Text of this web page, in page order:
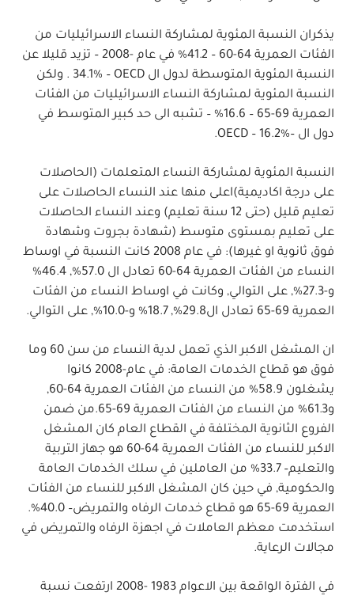
يذكران النسبة المئوية لمشاركة النساء الاسرائيليات من
الفئات العمرية 64-60 – 41.2% في عام-2008 –
تزيد قليلا عن
النسبة المئوية المتوسطة لدول الOECD
–
. 34.1% ولكن
النسبة المئوية لمشاركة النساء الاسرائيليات من الفئات
العمرية 69-65 – 16.6% –
تشبه الى حد كبير المتوسط في
دول ال –
OECD – 16.2%
.
النسبة المئوية لمشاركة النساء المتعلمات (الحاصلات
على درجة اكاديمية)اعلى منها عند النساء الحاصلات على
تعليم قليل (حتى 12 سنة تعليم) وعند النساء الحاصلات
على تعليم بمستوى متوسط (شهادة بجروت وشهادة
فوق ثانوية او غيرها):
في عام 2008 كانت النسبة في اوساط
النساء من الفئات العمرية64-60 تعادل ال 57.0%, 46.4%
و-27.3%, على التوالي, وكانت في اوساط النساء من الفئات
العمرية 69-65 تعادل ال29.8%, 18.7% و-10.0%, على التوالي.
ان المشغل الاكبر الذي تعمل لدية النساء من سن 60 وما
فوق هو قطاع الخدمات العامة: في عام-2008
كانوا
يشغلون 58.9% من النساء من الفئات العمرية 64-60,
و61.3% من النساء من الفئات العمرية
من ضمن
الفروع الثانوية المختلفة في القطاع العام كان المشغل
الاكبر للنساء من الفئات العمرية 64-60
هو جهاز التربية
والتعليم– 33.7%
من العاملين في سلك الخدمات العامة
والحكومية, في حين كان المشغل الاكبر للنساء من الفئات
العمرية 69-65 هو قطاع خدمات الرفاه والتمريض– 40.0%.
استخدمت معظم العاملات في اجهزة الرفاه والتمريض في
مجالات الرعاية.
في الفترة الواقعة بين الاعوام 1983 -2008
ارتفعت نسبة